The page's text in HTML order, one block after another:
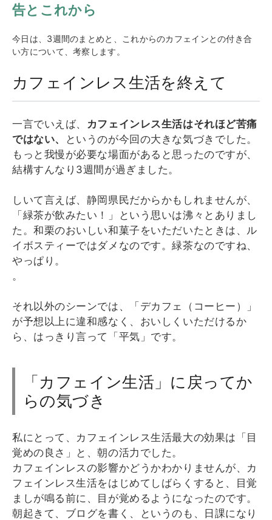
告とこれから
今日は、3週間のまとめと、これからのカフェインとの付き合
い方について、考察します。
カフェインレス生活を終えて
一言でいえば、
カフェインレス生活はそれほど苦痛
ではない、
というのが今回の大きな気づきでした。
もっと我慢が必要な場面があると思ったのですが、
結構すんなり3週間が過ぎました。
しいて言えば、静岡県民だからかもしれませんが、
「緑茶が飲みたい！」という思いは沸々とありまし
た。和栗のおいしい和菓子をいただいたときは、ル
イボスティーではダメなのです。緑茶なのですね、
やっぱり。
。
それ以外のシーンでは、「デカフェ（コーヒー）」
が予想以上に違和感なく、おいしくいただけるか
ら、はっきり言って「平気」です。
「カフェイン生活」に戻ってか
らの気づき
私にとって、カフェインレス生活最大の効果は「目
覚めの良さ」と、朝の活力でした。
カフェインレスの影響かどうかわかりませんが、カ
フェインレス生活をはじめてしばらくすると、目覚
ましが鳴る前に、目が覚めるようになったのです。
朝起きて、ブログを書く、というのも、日課になり